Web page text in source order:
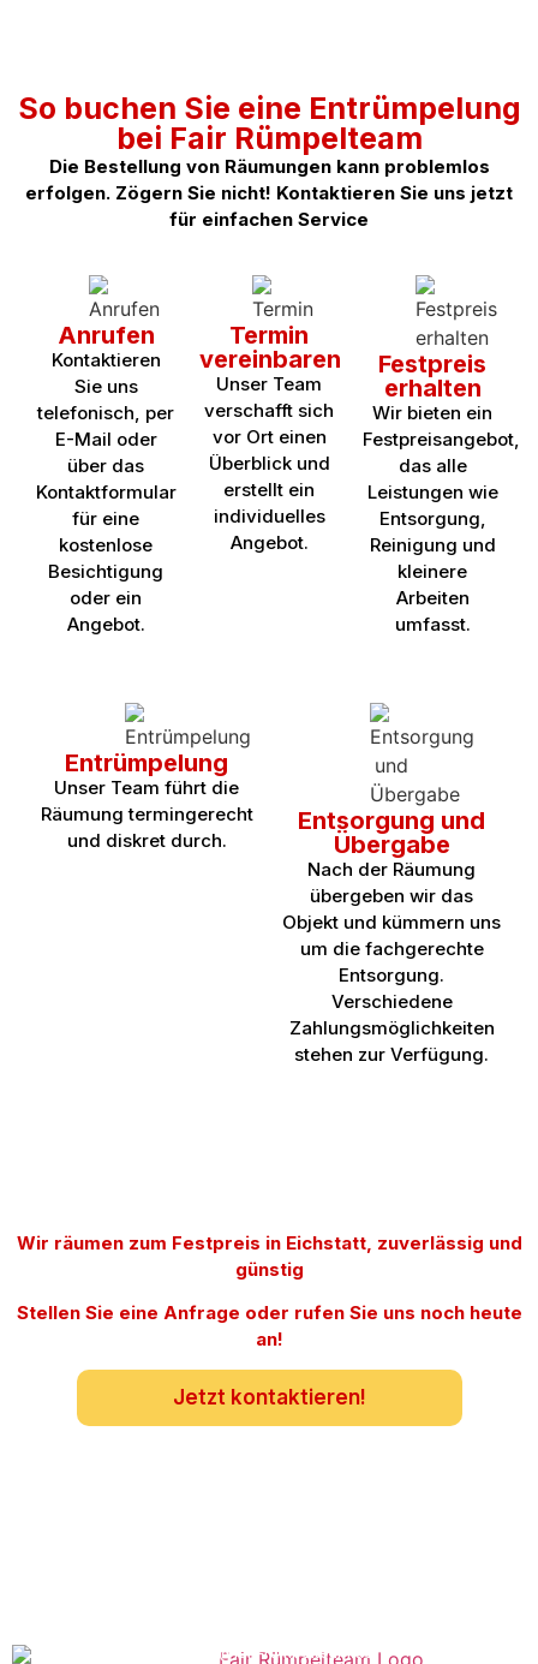
So buchen Sie eine Entrümpelung
bei Fair Rümpelteam
Die Bestellung von Räumungen kann problemlos
erfolgen. Zögern Sie nicht! Kontaktieren Sie uns jetzt
für einfachen Service
Anrufen
Kontaktieren
Sie uns
telefonisch, per
E-Mail oder
über das
Kontaktformular
für eine
kostenlose
Besichtigung
oder ein
Angebot.
Termin
vereinbaren
Unser Team
verschafft sich
vor Ort einen
Überblick und
erstellt ein
individuelles
Angebot.
Festpreis
erhalten
Wir bieten ein
Festpreisangebot,
das alle
Leistungen wie
Entsorgung,
Reinigung und
kleinere
Arbeiten
umfasst.
Entrümpelung
Unser Team führt die
Räumung termingerecht
und diskret durch.
Entsorgung und
Übergabe
Nach der Räumung
übergeben wir das
Objekt und kümmern uns
um die fachgerechte
Entsorgung.
Verschiedene
Zahlungsmöglichkeiten
stehen zur Verfügung.
Wir räumen zum Festpreis in Eichstatt, zuverlässig und
günstig
Stellen Sie eine Anfrage oder rufen Sie uns noch heute
an!
Jetzt kontaktieren!
info@fair-rümpelteam.de